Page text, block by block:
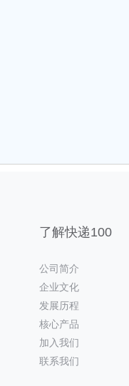
了解快递100
公司简介
企业文化
发展历程
核心产品
加入我们
联系我们